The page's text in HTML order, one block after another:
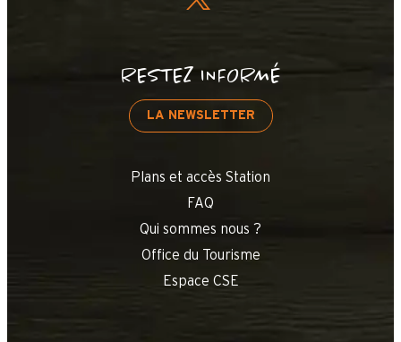
RESTEZ INFORMÉ
LA NEWSLETTER
Plans et accès Station
FAQ
Qui sommes nous ?
Office du Tourisme
Espace CSE